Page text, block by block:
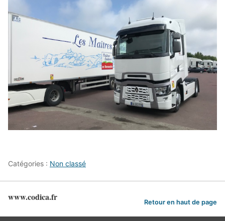
Catégories : Non classé
www.codica.fr Retour en haut de page